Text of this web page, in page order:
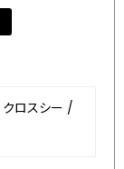
クロスシー /